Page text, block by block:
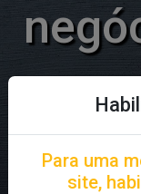
Para uma
site,